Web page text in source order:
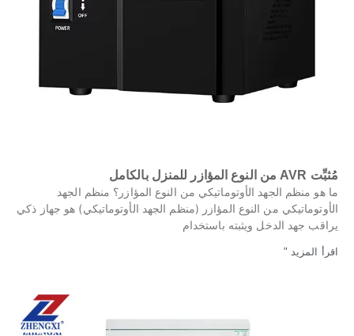
مُثبِّت AVR من النوع المؤازر للمنزل بالكامل
ما هو منظم الجهد الأوتوماتيكي من النوع المؤازر؟ منظم الجهد
الأوتوماتيكي من النوع المؤازر (منظم الجهد الأوتوماتيكي) هو جهاز ذكي
يراقب جهد الدخل ويثبته باستخدام
اقرأ المزيد "